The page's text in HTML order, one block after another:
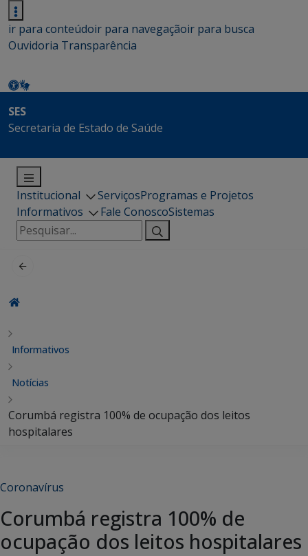
ir para conteúdoir para navegaçãoir para busca
Ouvidoria Transparência
SES
Secretaria de Estado de Saúde
Institucional ServiçosProgramas e Projetos
Informativos
Fale ConoscoSistemas
Pesquisar
por:
Informativos
Notícias
Corumbá registra 100% de ocupação dos leitos
hospitalares
Coronavírus
Corumbá registra 100% de
ocupação dos leitos hospitalares